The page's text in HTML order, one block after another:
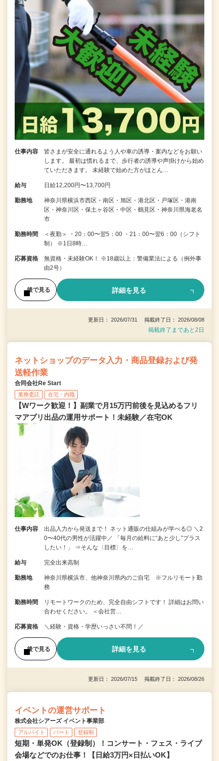
仕事内容
皆さまが安全に通れるよう人や車の誘導・案内などをお願い
します。 最初は慣れるまで、歩行者の誘導や声掛けから始め
ていただきます。 未経験で始めた方がほとん…
給与 日給12,200円〜13,700円
勤務地
神奈川県横浜市西区・南区・旭区・港北区・戸塚区・港南
区・神奈川区・保土ヶ谷区・中区・鶴見区・神奈川県海老名
市
勤務時間
＜夜勤＞ ・20：00〜翌5：00 ・21：00〜翌6：00（シフト
制） ※1日8時…
応募資格
無資格・未経験OK！ ※18歳以上：警備業法による（例外事
由2号）
後で見る 詳細を見る
更新日： 2026/07/31 掲載終了日： 2026/08/08
掲載終了まであと2日
ネットショップのデータ入力・商品登録および発
送軽作業
合同会社Re Start
業務委託 在宅・内職
【Wワーク歓迎！】副業で月15万円前後を見込めるフリ
マアプリ出品の運用サポート！未経験／在宅OK
仕事内容
出品入力から発送まで！ ネット通販の仕組みが学べる◎ ＼2
0〜40代の男性が活躍中／ 「毎月の給料に“あと少し”プラス
したい！」 ⇒そんな〈目標〉を…
給与 完全出来高制
勤務地
神奈川県横浜市、他神奈川県内のご自宅 ※フルリモート勤
務
勤務時間
リモートワークのため、完全自由シフトです！ 詳細はお問い
合わせください。 ＜会社営…
応募資格 ＼経験・資格・学歴いっさい不問！／
後で見る 詳細を見る
更新日： 2026/07/15 掲載終了日： 2026/08/26
イベントの運営サポート
株式会社シアーズ イベント事業部
アルバイト パート 登録制
短期・単発OK（登録制）！コンサート・フェス・ライブ
会場などでのお仕事！【日給3万円×日払いOK】